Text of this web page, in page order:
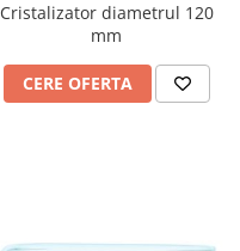
Cristalizator diametrul 120
mm
CERE OFERTA